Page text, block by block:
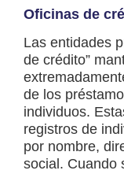
Oficinas de
Las entidades
de crédito”
de los
individuos.
registros de
por nombre,
social. Cuando